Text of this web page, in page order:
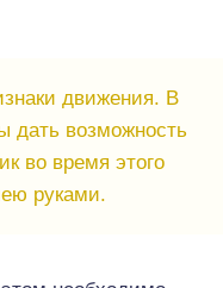
движения. В
дать возможность
во время этого
руками.